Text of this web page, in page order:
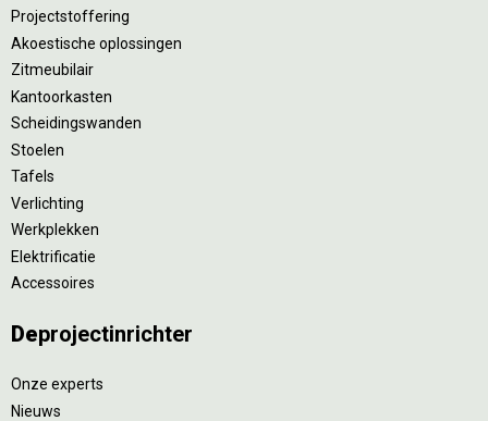
Projectstoffering
Akoestische oplossingen
Zitmeubilair
Kantoorkasten
Scheidingswanden
Stoelen
Tafels
Verlichting
Werkplekken
Elektrificatie
Accessoires
Deprojectinrichter
Onze experts
Nieuws